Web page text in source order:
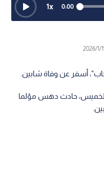
0:00
1x
أسفر عن وفاة شابين.
حادث دهس مؤلما